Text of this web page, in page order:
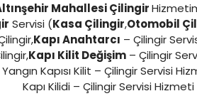
Mahallesi Çilingir
Servisi (Kasa Çilingir,Otomobil
Kapı Anahtarcı – Çilingir
Kapı Kilit Değişim– Çilingir
Yangın Kapısı Kilit – Çilingir Servisi
Kapı Kilidi – Çilingir Servisi Hizmeti